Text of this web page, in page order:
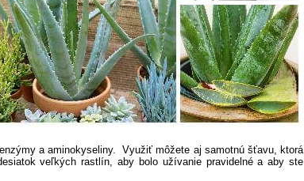
a aminokyseliny. Využiť môžete aj samotnú šťavu, ktorá
veľkých rastlín, aby bolo užívanie pravidelné a aby ste